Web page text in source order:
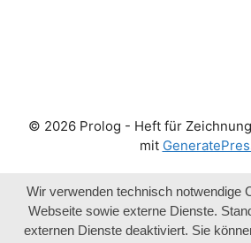
© 2026 Prolog - Heft für
mit
Wir verwenden technisch notwendige
Webseite sowie externe Dienste.
externen Dienste deaktiviert. Sie